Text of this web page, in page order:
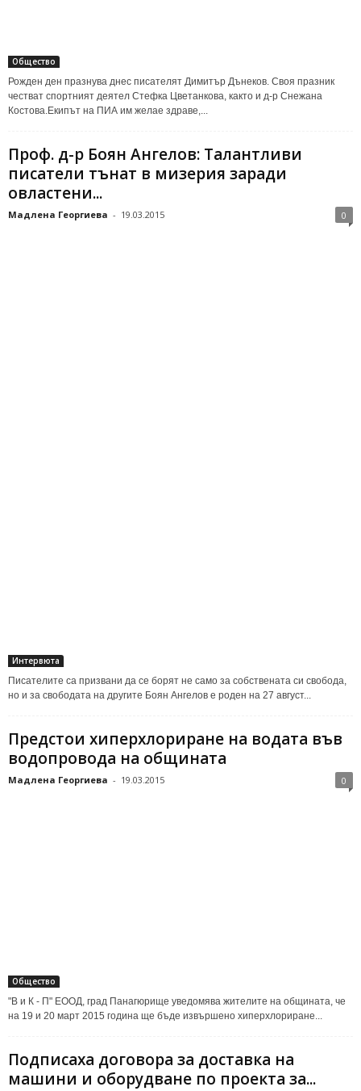
Общество
Рожден ден празнува днес писателят Димитър Дънеков. Своя празник
честват спортният деятел Стефка Цветанкова, както и д-р Снежана
Костова.Екипът на ПИА им желае здраве,...
Проф. д-р Боян Ангелов: Талантливи
писатели тънат в мизерия заради
овластени...
Мадлена Георгиева - 19.03.2015 0
Интервюта
Писателите са призвани да се борят не само за собствената си свобода,
но и за свободата на другите Боян Ангелов е роден на 27 август...
Предстои хиперхлориране на водата във
водопровода на общината
Мадлена Георгиева - 19.03.2015 0
Общество
"В и К - П" ЕООД, град Панагюрище уведомява жителите на общината, че
на 19 и 20 март 2015 година ще бъде извършено хиперхлориране...
Подписаха договора за доставка на
машини и оборудване по проекта за...